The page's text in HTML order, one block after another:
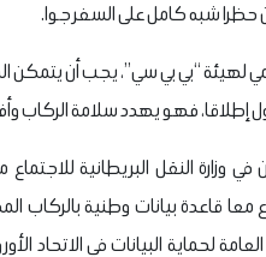
شبه كامل على السفر جوا.
“بي بي سي”، يجب أن يتمكن
إطلاقا، فهو يهدد سلامة
وزارة النقل البريطانية
قاعدة بيانات وطنية بالركاب